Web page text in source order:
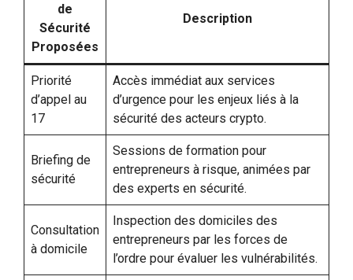
de
Sécurité
Proposées
Description
Priorité
d’appel au
17
Accès immédiat aux services
d’urgence pour les enjeux liés à la
sécurité des acteurs crypto.
Briefing de
sécurité
Sessions de formation pour
entrepreneurs à risque, animées par
des experts en sécurité.
Consultation
à domicile
Inspection des domiciles des
entrepreneurs par les forces de
l’ordre pour évaluer les vulnérabilités.